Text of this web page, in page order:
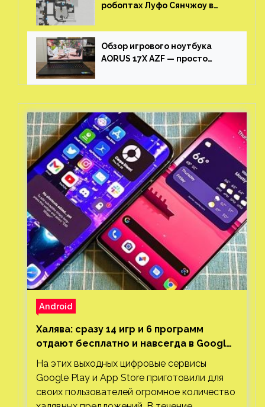
робоптах Луфо Сянчжоу в
Обзор игрового ноутбука
AORUS 17X AZF — просто
Android
Халява: сразу 14 игр и 6 программ
отдают бесплатно и навсегда в Google
Play и App Store. Есть проект с 1 млн
загрузок
На этих выходных цифровые сервисы
Google Play и App Store приготовили для
своих пользователей огромное количество